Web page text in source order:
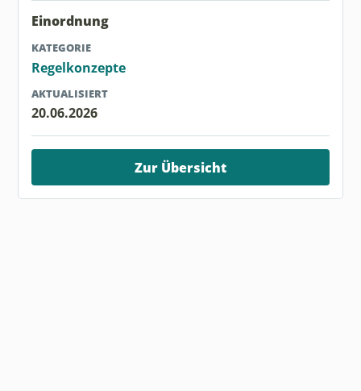
Einordnung
KATEGORIE
Regelkonzepte
AKTUALISIERT
20.06.2026
Zur Übersicht